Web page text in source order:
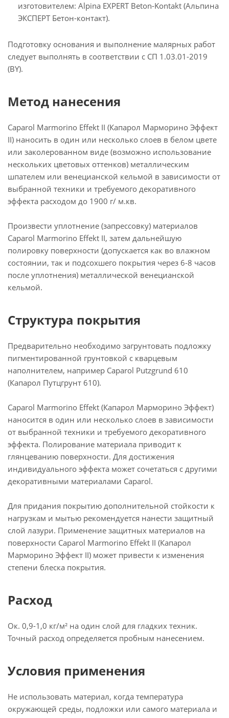
изготовителем: Alpina EXPERT Beton-Kontakt (Альпина
ЭКСПЕРТ Бетон-контакт).
Подготовку основания и выполнение малярных работ
следует выполнять в соответствии с СП 1.03.01-2019
(BY).
Метод нанесения
Caparol Marmorino Effekt II (Капарол Марморино Эффект
II) наносить в один или несколько слоев в белом цвете
или заколерованном виде (возможно использование
нескольких цветовых оттенков) металлическим
шпателем или венецианской кельмой в зависимости от
выбранной техники и требуемого декоративного
эффекта расходом до 1900 г/ м.кв.
Произвести уплотнение (запрессовку) материалов
Caparol Marmorino Effekt II, затем дальнейшую
полировку поверхности (допускается как во влажном
состоянии, так и подсохшего покрытия через 6-8 часов
после уплотнения) металлической венецианской
кельмой.
Структура покрытия
Предварительно необходимо загрунтовать подложку
пигментированной грунтовкой с кварцевым
наполнителем, например Caparol Putzgrund 610
(Капарол Путцгрунт 610).
Caparol Marmorino Effekt (Капарол Марморино Эффект)
наносится в один или несколько слоев в зависимости
от выбранной техники и требуемого декоративного
эффекта. Полирование материала приводит к
глянцеванию поверхности. Для достижения
индивидуального эффекта может сочетаться с другими
декоративными материалами Caparol.
Для придания покрытию дополнительной стойкости к
нагрузкам и мытью рекомендуется нанести защитный
слой лазури. Применение защитных материалов на
поверхности Caparol Marmorino Effekt II (Капарол
Марморино Эффект II) может привести к изменения
степени блеска покрытия.
Расход
Ок. 0,9-1,0 кг/м² на один слой для гладких техник.
Точный расход определяется пробным нанесением.
Условия применения
Не использовать материал, когда температура
окружающей среды, подложки или самого материала и